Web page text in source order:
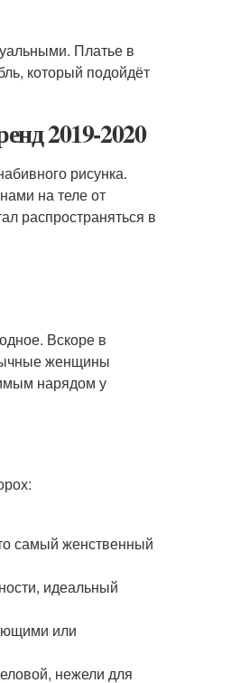
Платье в
который подойдёт
2019-2020
рисунка.
на теле от
распространяться в
Вскоре в
женщины
нарядом у
самый женственный
идеальный
или
нежели для